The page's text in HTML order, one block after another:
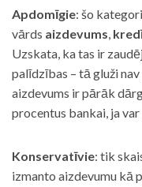
Apdomīgie: šo
vārds aizdevums,
Uzskata, ka tas ir
palīdzības – tā gluži
aizdevums ir pārāk
procentus bankai, ja
Konservatīvie: tik
izmanto aizdevumu kā